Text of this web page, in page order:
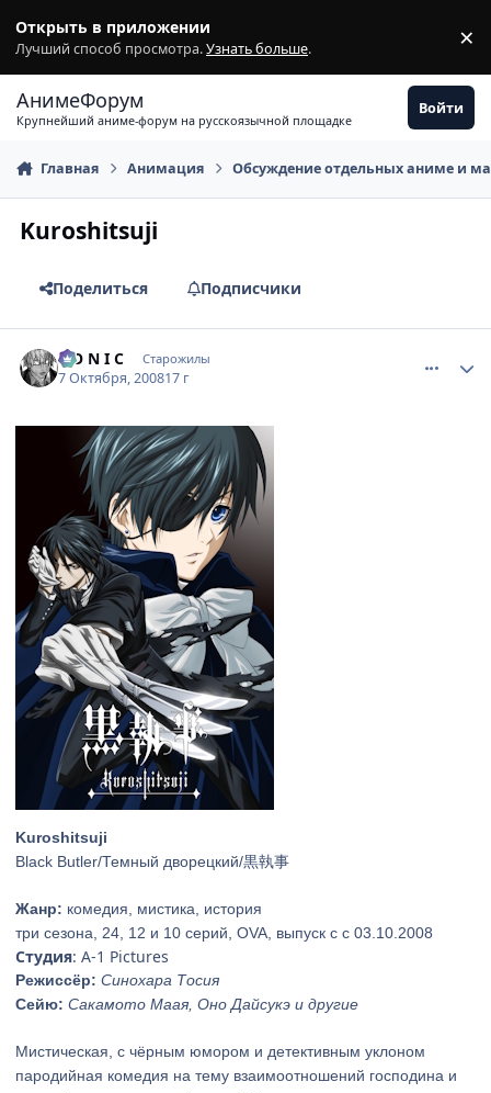
Открыть в приложении
Лучший способ просмотра.Узнать больше. ×
АнимеФорум
Крупнейший аниме-форум на русскоязычной площадке
Войти
Главная Анимация Обсуждение отдельных аниме и
Kuroshitsuji
Поделиться Подписчики
S O N I C Старожилы
7 Октября, 200817 г
Kuroshitsuji
Black Butler/Темный дворецкий/黒執事
Жанр: комедия, мистика, история
три сезона, 24, 12 и 10 серий, OVA, выпуск c c 03.10.2008
Студия: A-1 Pictures
Режиссёр: Синохара Тосия
Сейю: Сакамото Маая, Оно Дайсукэ и другие
Мистическая, с чёрным юмором и детективным уклоном
пародийная комедия на тему взаимоотношений господина и